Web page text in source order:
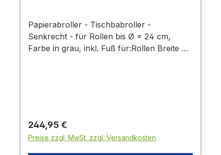
Papierabroller - Tischbabroller -
Senkrecht - für Rollen bis Ø = 24 cm,
Farbe in grau, inkl. Fuß für:Rollen Breite 75
Regulärer Preis:
244,95 €
Preise zzgl. MwSt. zzgl. Versandkosten